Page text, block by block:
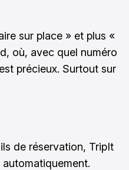
sur place » et plus «
où, avec quel numéro
précieux. Surtout sur
de réservation, TripIt